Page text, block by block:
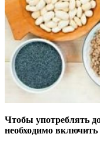
Чтобы употреблять
необходимо